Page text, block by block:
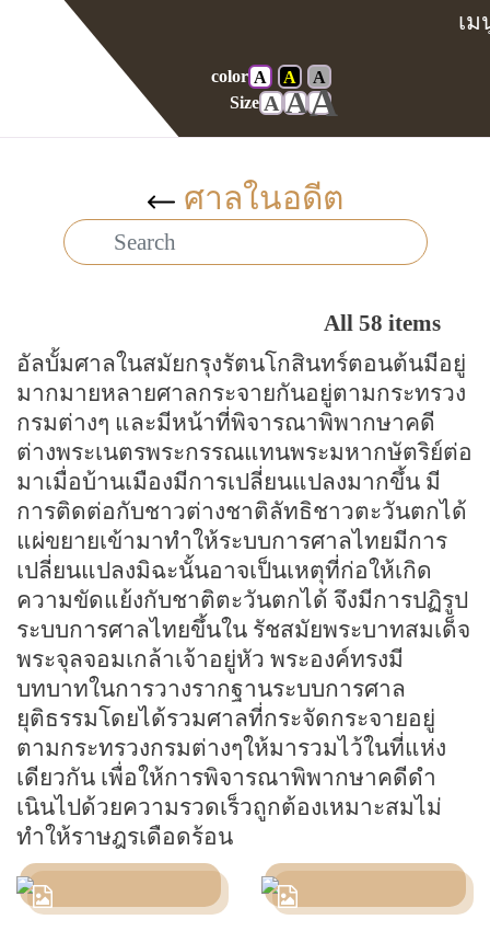
color A A
A
Size A AA
Gallery Album
ศาลในอดีต
All 58 items
อัลบั้มศาลในสมัยกรุงรัตนโกสินทร์ตอนต้นมีอยู่
มากมายหลายศาลกระจายกันอยู่ตามกระทรวง
กรมต่างๆ และมีหน้าที่พิจารณาพิพากษาคดี
ต่างพระเนตรพระกรรณแทนพระมหากษัตริย์ต่อ
มาเมื่อบ้านเมืองมีการเปลี่ยนแปลงมากขึ้น มี
การติดต่อกับชาวต่างชาติลัทธิชาวตะวันตกได้
แผ่ขยายเข้ามาทำให้ระบบการศาลไทยมีการ
เปลี่ยนแปลงมิฉะนั้นอาจเป็นเหตุที่ก่อให้เกิด
ความขัดแย้งกับชาติตะวันตกได้ จึงมีการปฏิรูป
ระบบการศาลไทยขึ้นใน รัชสมัยพระบาทสมเด็จ
พระจุลจอมเกล้าเจ้าอยู่หัว พระองค์ทรงมี
บทบาทในการวางรากฐานระบบการศาล
ยุติธรรมโดยได้รวมศาลที่กระจัดกระจายอยู่
ตามกระทรวงกรมต่างๆให้มารวมไว้ในที่แห่ง
เดียวกัน เพื่อให้การพิจารณาพิพากษาคดีดำ
เนินไปด้วยความรวดเร็วถูกต้องเหมาะสมไม่
ทำให้ราษฎรเดือดร้อน